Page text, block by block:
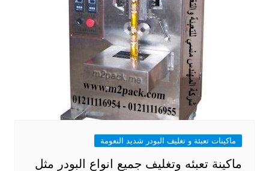
ماكينات تعبئة و تغليف البودر شديد النعومة
ماكينة تعبئه وتغليف جميع انواع البودر مثل